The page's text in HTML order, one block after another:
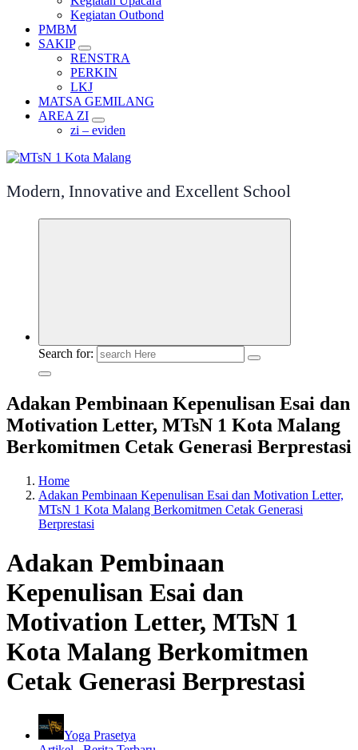
Kegiatan Outbond
PMBM
SAKIP
RENSTRA
PERKIN
LKJ
MATSA GEMILANG
AREA ZI
zi – eviden
Modern, Innovative and Excellent School
Search for:
Adakan Pembinaan Kepenulisan Esai dan
Motivation Letter, MTsN 1 Kota Malang
Berkomitmen Cetak Generasi Berprestasi
Home
Adakan Pembinaan Kepenulisan Esai dan Motivation Letter,
MTsN 1 Kota Malang Berkomitmen Cetak Generasi
Berprestasi
Adakan Pembinaan
Kepenulisan Esai dan
Motivation Letter, MTsN 1
Kota Malang Berkomitmen
Cetak Generasi Berprestasi
Yoga Prasetya